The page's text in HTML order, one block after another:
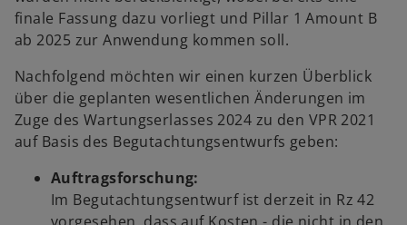
finale Fassung dazu vorliegt und Pillar 1 Amount B
ab 2025 zur Anwendung kommen soll.
Nachfolgend möchten wir einen kurzen Überblick
über die geplanten wesentlichen Änderungen im
Zuge des Wartungserlasses 2024 zu den VPR 2021
auf Basis des Begutachtungsentwurfs geben:
Auftragsforschung:
Im Begutachtungsentwurf ist derzeit in Rz 42